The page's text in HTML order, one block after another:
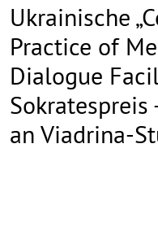
Ukrainische
Practice of
Dialogue
an Viadrina-